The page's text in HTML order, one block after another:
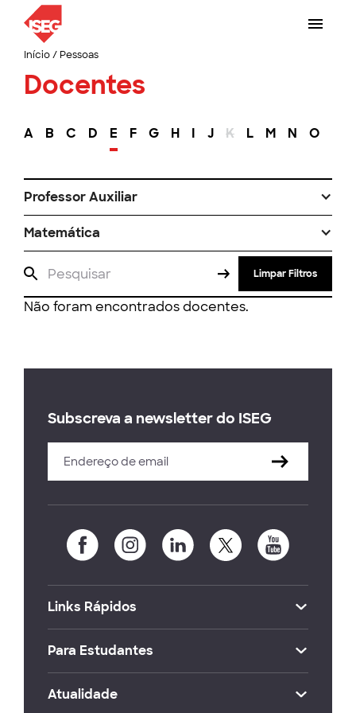
Início/ Pessoas
Docentes
A B C D E F G H I J K L M N O
Professor Auxiliar
Matemática
Limpar Filtros
Não foram encontrados docentes.
Subscreva a newsletter do ISEG
Links Rápidos
Para Estudantes
Atualidade